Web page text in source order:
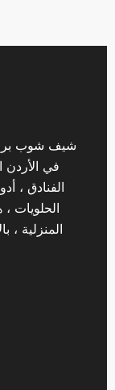
شيف شوب برو
في
الفنادق ،
الحلويات
المنزلية ،